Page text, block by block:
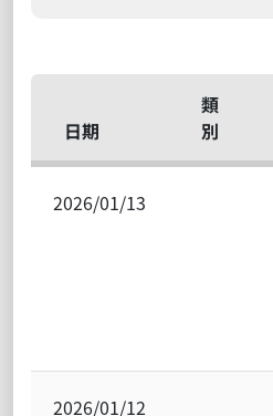
日期
類
別
2026/01/13
2026/01/12